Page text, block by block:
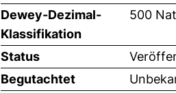
Dewey-Dezimal-
Klassifikation
500
Status
Begutachtet